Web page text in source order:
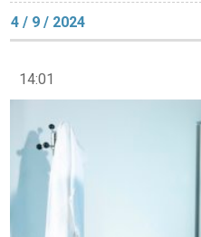
4 / 9 / 2024
14:01